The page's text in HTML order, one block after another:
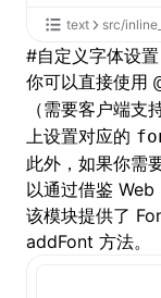
text src/
#自定义字体设置
你可以直接使用
（需要客户端支
上设置对应的
此外，如果你需
以通过借鉴
该模块提供了
addFont 方法。